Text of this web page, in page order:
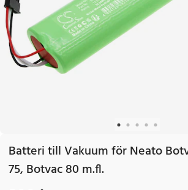
Batteri till Vakuum för Neato
75, Botvac 80 m.fl.